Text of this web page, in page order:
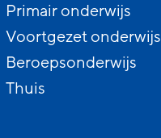
Primair onderwijs
Voortgezet onderwijs
Beroepsonderwijs
Thuis